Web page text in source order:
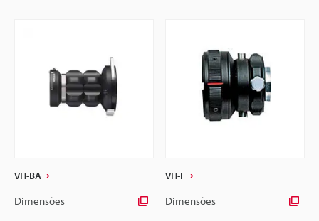
VH-BA
Dimensões
VH-F
Dimensões